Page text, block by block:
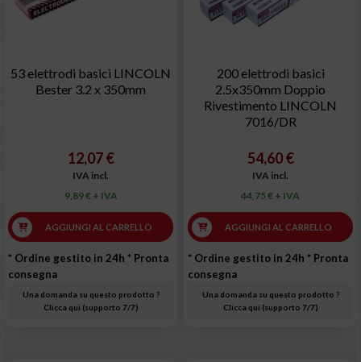
53 elettrodi basici LINCOLN
Bester 3.2 x 350mm
12,07 €
IVA incl.
9,89 € + IVA
AGGIUNGI AL CARRELLO
* Ordine gestito in 24h * Pronta
consegna
Una domanda su questo prodotto ?
Clicca qui (supporto 7/7)
200 elettrodi basici
2.5x350mm Doppio
Rivestimento LINCOLN
7016/DR
54,60 €
IVA incl.
44,75 € + IVA
AGGIUNGI AL CARRELLO
* Ordine gestito in 24h * Pronta
consegna
Una domanda su questo prodotto ?
Clicca qui (supporto 7/7)